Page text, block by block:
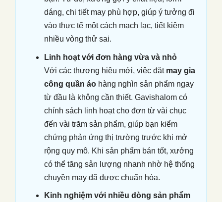
dáng, chi tiết may phù hợp, giúp ý tưởng đi
vào thực tế một cách mạch lạc, tiết kiệm
nhiều vòng thử sai.
Linh hoạt với đơn hàng vừa và nhỏ
Với các thương hiệu mới, việc đặt may gia
công quần áohàng nghìn sản phẩm ngay
từ đầu là không cần thiết. Gavishalom có
chính sách linh hoạt cho đơn từ vài chục
đến vài trăm sản phẩm, giúp bạn kiểm
chứng phản ứng thị trường trước khi mở
rộng quy mô. Khi sản phẩm bán tốt, xưởng
có thể tăng sản lượng nhanh nhờ hệ thống
chuyền may đã được chuẩn hóa.
Kinh nghiệm với nhiều dòng sản phẩm